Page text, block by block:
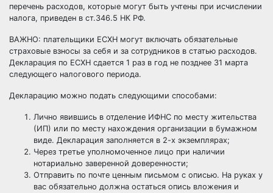
перечень расходов, которые могут быть учтены при исчислении
налога, приведен в ст.346.5 НК РФ.
ВАЖНО: плательщики ЕСХН могут включать обязательные
страховые взносы за себя и за сотрудников в статью расходов.
Декларация по ЕСХН сдается 1 раз в год не позднее 31 марта
следующего налогового периода.
Декларацию можно подать следующими способами:
Лично явившись в отделение ИФНС по месту жительства
(ИП) или по месту нахождения организации в бумажном
виде. Декларация заполняется в 2-х экземплярах;
Через третье уполномоченное лицо при наличии
нотариально заверенной доверенности;
Отправить по почте ценным письмом с описью. На руках у
вас обязательно должна остаться опись вложения и